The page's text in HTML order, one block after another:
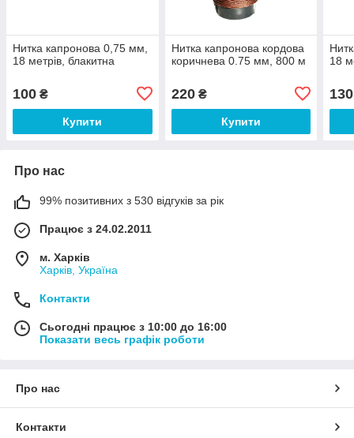
Нитка капронова 0,75 мм,
18 метрів, блакитна
100 ₴
Купити
Нитка капронова кордова
коричнева 0.75 мм, 800 м
220₴
Купити
18
130
Про нас
99% позитивних з 530 відгуків за рік
Працює з 24.02.2011
м. Харків
Харків, Україна
Контакти
Сьогодні працює з 10:00 до 16:00
Показати весь графік роботи
Про нас
Контакти